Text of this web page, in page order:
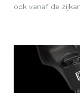
ook vanaf de